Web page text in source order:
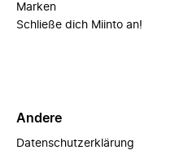
Marken
Schließe dich Miinto an!
Andere
Datenschutzerklärung